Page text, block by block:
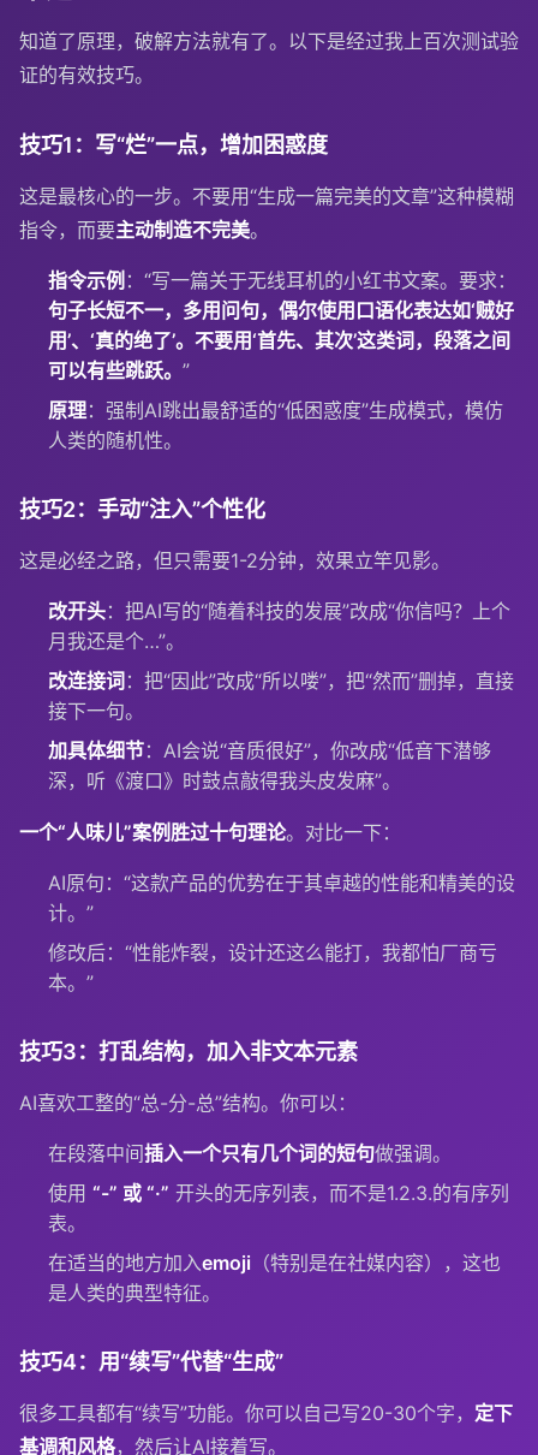
知道了原理，破解方法就有了。以下是经过我上百次测试验
证的有效技巧。
技巧1：写“烂”一点，增加困惑度
这是最核心的一步。不要用“生成一篇完美的文章”这种模糊
指令，而要主动制造不完美。
指令示例 ：“写一篇关于无线耳机的小红书文案。要求：
句子长短不一，多用问句，偶尔使用口语化表达如‘贼好
用’、‘真的绝了’。不要用‘首先、其次’这类词，段落之间
可以有些跳跃。 ”
原理：强制AI跳出最舒适的“低困惑度”生成模式，模仿
人类的随机性。
技巧2：手动“注入”个性化
这是必经之路，但只需要1-2分钟，效果立竿见影。
改开头：把AI写的“随着科技的发展”改成“你信吗？上个
月我还是个…”。
改连接词：把“因此”改成“所以喽”，把“然而”删掉，直接
接下一句。
加具体细节：AI会说“音质很好”，你改成“低音下潜够
深，听《渡口》时鼓点敲得我头皮发麻”。
一个“人味儿”案例胜过十句理论。对比一下：
AI原句：“这款产品的优势在于其卓越的性能和精美的设
计。”
修改后：“性能炸裂，设计还这么能打，我都怕厂商亏
本。”
技巧3：打乱结构，加入非文本元素
AI喜欢工整的“总-分-总”结构。你可以：
在段落中间插入一个只有几个词的短句做强调。
使用 “-” 或 “·” 开头的无序列表，而不是1.2.3.的有序列
表。
在适当的地方加入emoji （特别是在社媒内容），这也
是人类的典型特征。
技巧4：用“续写”代替“生成”
很多工具都有“续写”功能。你可以自己写20-30个字， 定下
基调和风格，然后让AI接着写。